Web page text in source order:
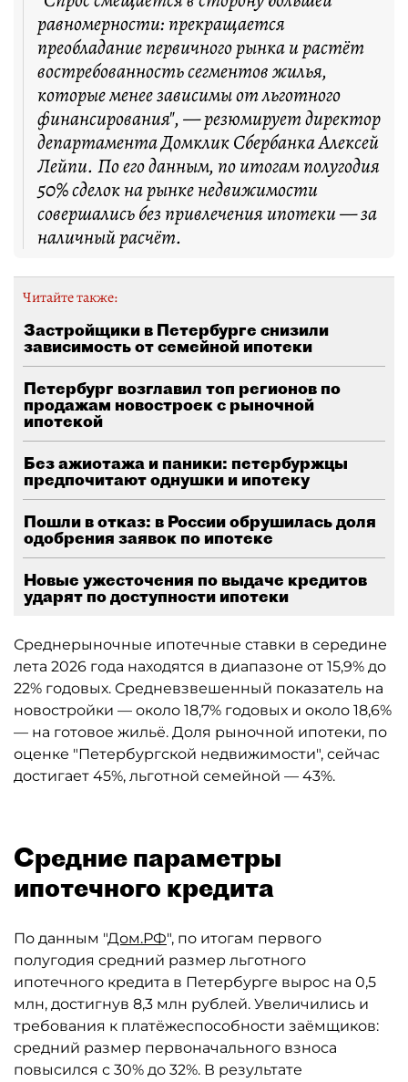
равномерности: прекращается
преобладание первичного рынка и растёт
востребованность сегментов жилья,
которые менее зависимы от льготного
финансирования", — резюмирует директор
департамента Домклик Сбербанка Алексей
Лейпи. По его данным, по итогам полугодия
50% сделок на рынке недвижимости
совершались без привлечения ипотеки — за
наличный расчёт.
Читайте также:
Застройщики в Петербурге снизили
зависимость от семейной ипотеки
Петербург возглавил топ регионов по
продажам новостроек с рыночной
ипотекой
Без ажиотажа и паники: петербуржцы
предпочитают однушки и ипотеку
Пошли в отказ: в России обрушилась доля
одобрения заявок по ипотеке
Новые ужесточения по выдаче кредитов
ударят по доступности ипотеки
Среднерыночные ипотечные ставки в середине
лета 2026 года находятся в диапазоне от 15,9% до
22% годовых. Средневзвешенный показатель на
новостройки — около 18,7% годовых и около 18,6%
— на готовое жильё. Доля рыночной ипотеки, по
оценке "Петербургской недвижимости", сейчас
достигает 45%, льготной семейной — 43%.
Средние параметры
ипотечного кредита
По данным "Дом.РФ", по итогам первого
полугодия средний размер льготного
ипотечного кредита в Петербурге вырос на 0,5
млн, достигнув 8,3 млн рублей. Увеличились и
требования к платёжеспособности заёмщиков:
средний размер первоначального взноса
повысился с 30% до 32%. В результате